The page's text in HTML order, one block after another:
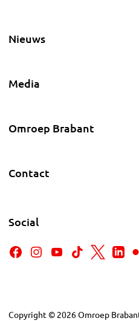
Nieuws
Media
Omroep Brabant
Contact
Social
Copyright © 2026Omroep